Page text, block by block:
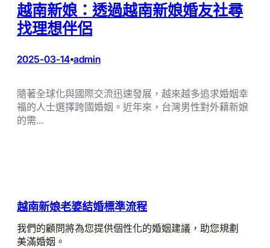
越南新娘：透過越南新娘婚友社尋
找理想伴侶
2025-03-14•admin
隨著全球化與國際交流迅速發展，越來越多追求婚姻幸
福的人士選擇跨國婚姻。近年來，台灣男性對外籍新娘
的需…
越南新娘老婆結婚標準流程
我們的顧問將為您提供個性化的婚姻建議，助您規劃
美滿婚姻。